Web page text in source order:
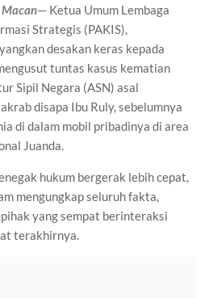
— Ketua Umum Lembaga
Strategis (PAKIS),
desakan keras kepada
tuntas kasus kematian
Sipil Negara (ASN) asal
disapa Ibu Ruly, sebelumnya
di dalam mobil pribadinya di area
Juanda.
hukum bergerak lebih cepat,
mengungkap seluruh fakta,
yang sempat berinteraksi
terakhirnya.